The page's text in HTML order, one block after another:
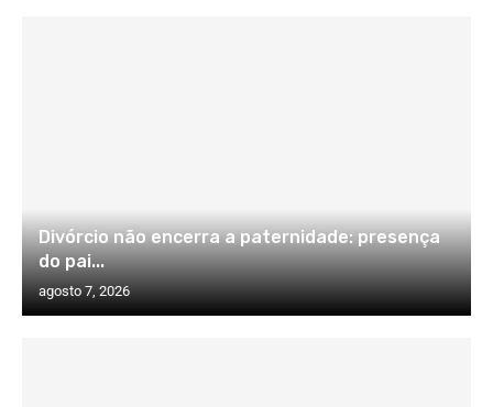
Divórcio não encerra a paternidade: presença
do pai...
agosto 7, 2026